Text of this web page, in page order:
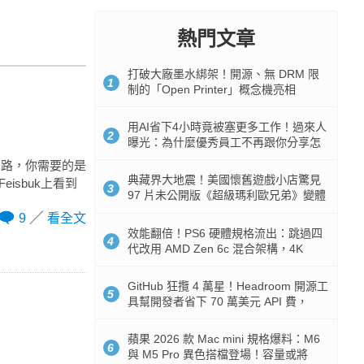
，你需要的是
上看到
9 看全文
熱門文章
1
打破大廠墨水綁架！開源、無 DRM 限
制的「Open Printer」概念機亮相
2
用AI省下4小時竟被塞更多工作！過來人
曝光：為什麼優秀員工不再跟你分享怎
3
典藏界大地震！美國懷舊遊戲小店驚見
97 片未公開版《超級瑪利歐兄弟》變體
4
效能翻倍！PS6 硬體規格流出：跳過四
代改用 AMD Zen 6c 混合架構，4K
5
GitHub 狂攬 4 萬星！Headroom 開源工
具幫開發者省下 70 萬美元 API 費，
6
蘋果 2026 款 Mac mini 規格爆料：M6
與 M5 Pro 異色搭檔登場！容量或將